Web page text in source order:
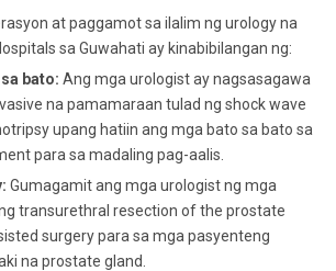
at paggamot sa ilalim ng urology na
sa Guwahati ay kinabibilangan ng:
bato: Ang mga urologist ay nagsasagawa
na pamamaraan tulad ng shock wave
upang hatiin ang mga bato sa bato sa
para sa madaling pag-aalis.
Gumagamit ang mga urologist ng mga
transurethral resection of the prostate
surgery para sa mga pasyenteng
na prostate gland.